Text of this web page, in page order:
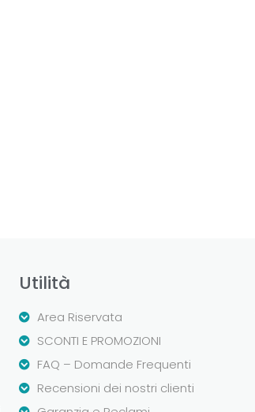
Utilità
Area Riservata
SCONTI E PROMOZIONI
FAQ – Domande Frequenti
Recensioni dei nostri clienti